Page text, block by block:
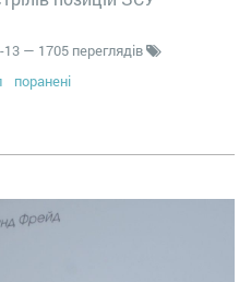
13 — 1705 переглядів
поранені